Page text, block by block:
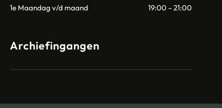
1e Maandag v/d maand 19:00 – 21:00
Archiefingangen